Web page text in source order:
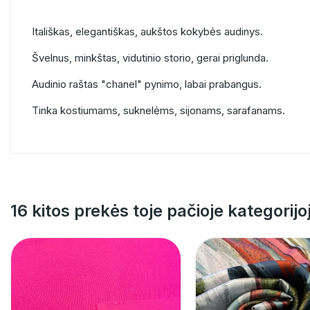
Itališkas, elegantiškas, aukštos kokybės audinys.
Švelnus, minkštas, vidutinio storio, gerai priglunda.
Audinio raštas "chanel" pynimo, labai prabangus.
Tinka kostiumams, suknelėms, sijonams, sarafanams.
16 kitos prekės toje pačioje